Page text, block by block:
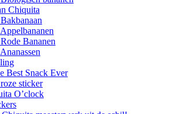
Chiquita
Bananen
Best Snack Ever
sticker
O’clock